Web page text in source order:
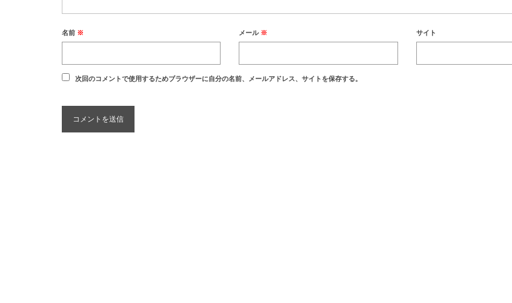
名前 ※ メール ※ サイト
次回のコメントで使用するためブラウザーに自分の名前、メールアドレス、サイトを保存する。